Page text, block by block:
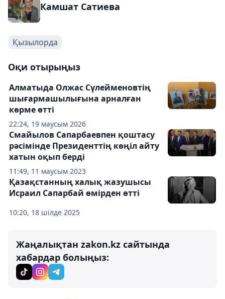
Камшат Сатиева
Қызылорда
Оқи отырыңыз
22:24, 19 маусым 2026
Алматыда Олжас Сүлейменовтің
шығармашылығына арналған
көрме өтті
11:49, 11 маусым 2023
Смайылов Сапарбаевпен қоштасу
рәсімінде Президенттің көңіл айту
хатын оқып берді
10:20, 18 шілде 2025
Қазақстанның халық жазушысы
Исраил Сапарбай өмірден өтті
Жаңалықтан zakon.kz сайтында
хабардар болыңыз: